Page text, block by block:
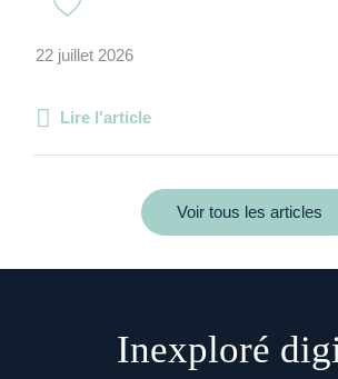
22 juillet 2026
Lire l'article
Voir tous les articles
Inexploré